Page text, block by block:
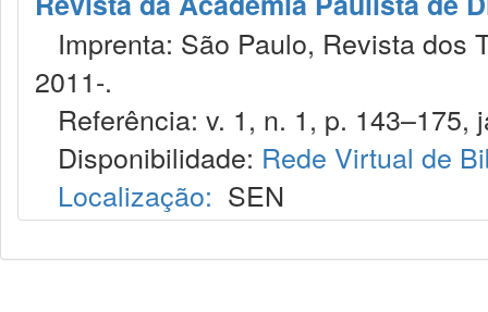
Imprenta: São Paulo, Revista dos
2011-.
Referência: v. 1, n. 1, p. 143–175,
Disponibilidade: Rede Virtual de
Localização: SEN